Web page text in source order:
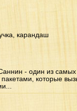
карандаш
- один из
которые